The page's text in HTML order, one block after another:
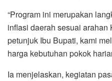
“Program ini merupakan
inflasi daerah sesuai arahan
petunjuk Ibu Bupati, kami
harga kebutuhan pokok
Ia menjelaskan, kegiatan